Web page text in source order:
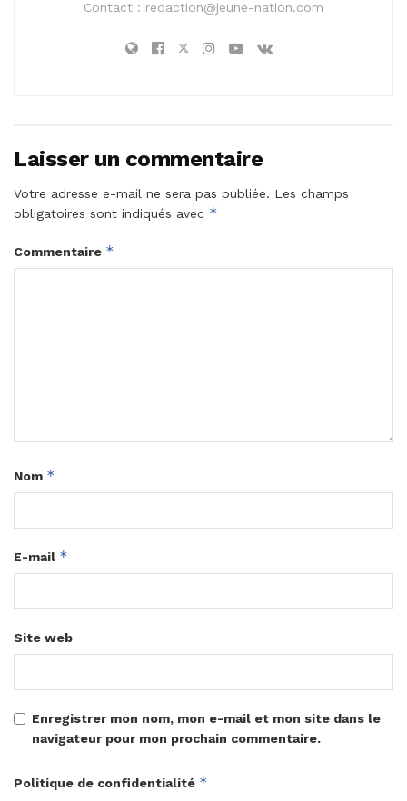
Contact : redaction@jeune-nation.com
Laisser un commentaire
Votre adresse e-mail ne sera pas publiée. Les champs
obligatoires sont indiqués avec *
Commentaire *
Nom *
E-mail *
Site web
Enregistrer mon nom, mon e-mail et mon site dans le
navigateur pour mon prochain commentaire.
Politique de confidentialité *